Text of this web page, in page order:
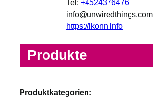
Tel: +4524376476
info@unwiredthings.com
https://ikonn.info
Produkte
Produktkategorien: